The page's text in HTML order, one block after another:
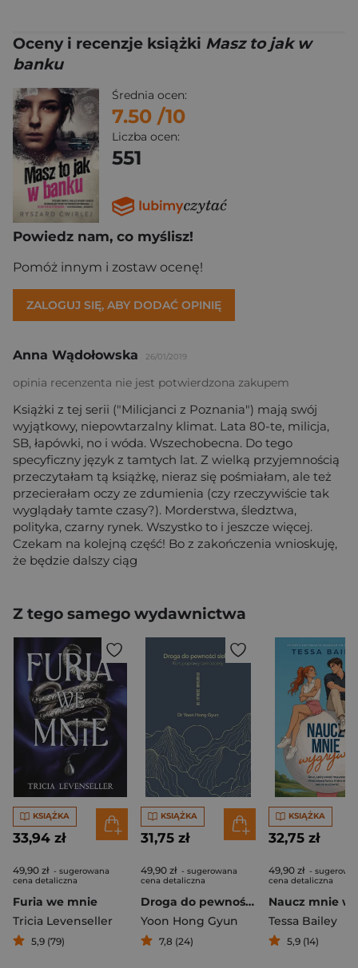
Oceny i recenzje książki Masz to jak w
banku
Średnia ocen:
7.50 /10
Liczba ocen:
551
Powiedz nam, co myślisz!
Pomóż innym i zostaw ocenę!
ZALOGUJ SIĘ, ABY DODAĆ OPINIĘ
Anna Wądołowska 26/01/2019
opinia recenzenta nie jest potwierdzona zakupem
Książki z tej serii ("Milicjanci z Poznania") mają swój
wyjątkowy, niepowtarzalny klimat. Lata 80-te, milicja,
SB, łapówki, no i wóda. Wszechobecna. Do tego
specyficzny język z tamtych lat. Z wielką przyjemnością
przeczytałam tą książkę, nieraz się pośmiałam, ale też
przecierałam oczy ze zdumienia (czy rzeczywiście tak
wyglądały tamte czasy?). Morderstwa, śledztwa,
polityka, czarny rynek. Wszystko to i jeszcze więcej.
Czekam na kolejną część! Bo z zakończenia wnioskuję,
że będzie dalszy ciąg
Z tego samego wydawnictwa
KSIĄŻKA
33,94 zł
49,90 zł - sugerowana
cena detaliczna
Furia we mnie
Tricia Levenseller
5,9 (79)
KSIĄŻKA
31,75 zł
49,90 zł - sugerowana
cena detaliczna
Droga do pewności siebie. Kurs poprawy samooceny
Yoon Hong Gyun
7,8 (24)
KSIĄŻKA
32,75 zł
49,90 zł -
cena detaliczna
Tessa Bailey
5,9 (14)